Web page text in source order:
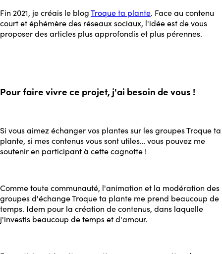
Fin 2021, je créais le blogTroque ta plante. Face au contenu
court et éphémère des réseaux sociaux, l'idée est de vous
proposer des articles plus approfondis et plus pérennes.
Pour faire vivre ce projet, j'ai besoin de vous !
Si vous aimez échanger vos plantes sur les groupes Troque ta
plante, si mes contenus vous sont utiles… vous pouvez me
soutenir en participant à cette cagnotte !
Comme toute communauté, l'animation et la modération des
groupes d'échange Troque ta plante me prend beaucoup de
temps. Idem pour la création de contenus, dans laquelle
j'investis beaucoup de temps et d'amour.